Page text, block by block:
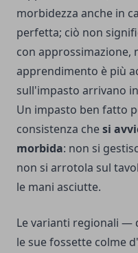
morbidezza anche in
perfetta; ciò non
con approssimazione,
apprendimento è più
sull'impasto arrivano
Un impasto ben fatto
consistenza chesi
morbida: non si
non si arrotola sul
le mani asciutte.
Le varianti regionali —
le sue fossette colme